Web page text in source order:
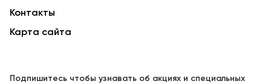
Контакты
Карта сайта
Подпишитесь чтобы узнавать об акциях и специальных